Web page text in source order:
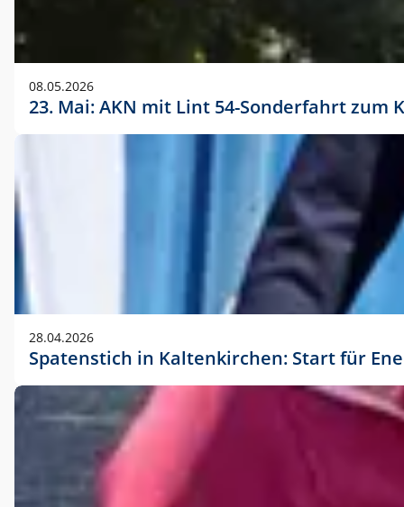
08.05.2026
23. Mai: AKN mit Lint 54-Sonderfahrt
28.04.2026
Spatenstich in Kaltenkirchen: Start für